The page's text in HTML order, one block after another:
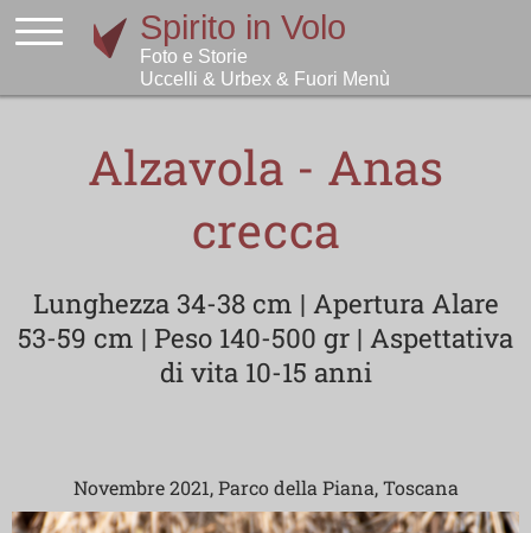
Alzavola - Anas
crecca
Lunghezza 34-38 cm | Apertura Alare
53-59 cm | Peso 140-500 gr | Aspettativa
di vita 10-15 anni
Novembre 2021, Parco della Piana, Toscana